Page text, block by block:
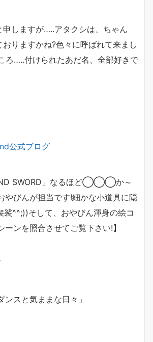
申しますが…..アタクシは、ちゃん
おりますかね?色々に呼ばれて来まし
ろ…..付けられたあだ名、全部好きで
公式ブログ
SWORD」なるほど◯◯◯か～
やびんが担当です!細かな小道具に隠
裟^^;))そして、おやびん渾身の絵コ
ーンを照合させてご覧下さい!】
ンスと気ままな日々」